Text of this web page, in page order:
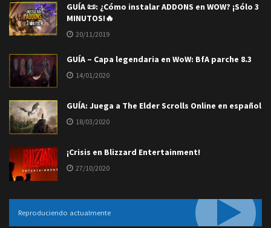
GUÍA 📜: ¿Cómo instalar ADDONS en WOW? ¡Sólo 3
MINUTOS!🔥
20/11/2019
GUÍA – Capa legendaria en WoW: BfA parche 8.3
14/01/2020
GUÍA: Juega a The Elder Scrolls Online en español
18/03/2020
¡Crisis en Blizzard Entertainment!
27/10/2020
Reproduciendo actualmente